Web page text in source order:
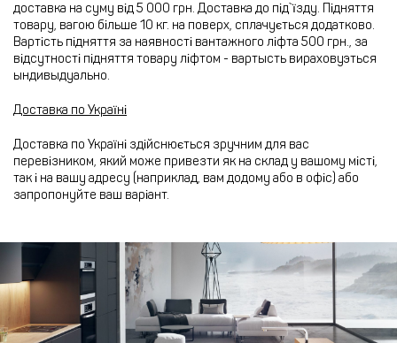
доставка на суму від 5 000 грн. Доставка до під`їзду. Підняття
товару, вагою більше 10 кг. на поверх, сплачується додатково.
Вартість підняття за наявності вантажного ліфта 500 грн., за
відсутності підняття товару ліфтом - вартысть вираховуэться
ындивыдуально.
Доставка по Україні
Доставка по Україні здійснюється зручним для вас
перевізником, який може привезти як на склад у вашому місті,
так і на вашу адресу (наприклад, вам додому або в офіс) або
запропонуйте ваш варіант.